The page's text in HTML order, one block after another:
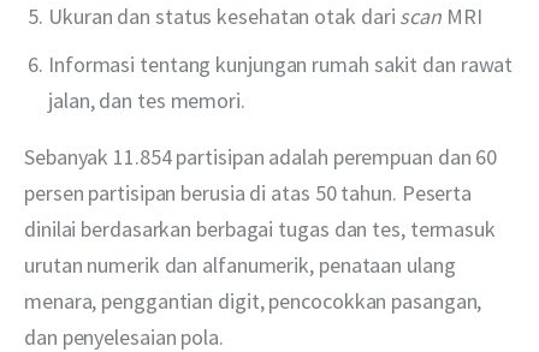
Ukuran dan status kesehatan otak dari scanMRI
Informasi tentang kunjungan rumah sakit dan rawat
jalan, dan tes memori.
Sebanyak 11.854 partisipan adalah perempuan dan 60
persen partisipan berusia di atas 50 tahun. Peserta
dinilai berdasarkan berbagai tugas dan tes, termasuk
urutan numerik dan alfanumerik, penataan ulang
menara, penggantian digit, pencocokkan pasangan,
dan penyelesaian pola.